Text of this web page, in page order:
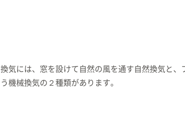
換気には、窓を設けて自然の風を通す自然換気と
う機械換気の２種類があります。